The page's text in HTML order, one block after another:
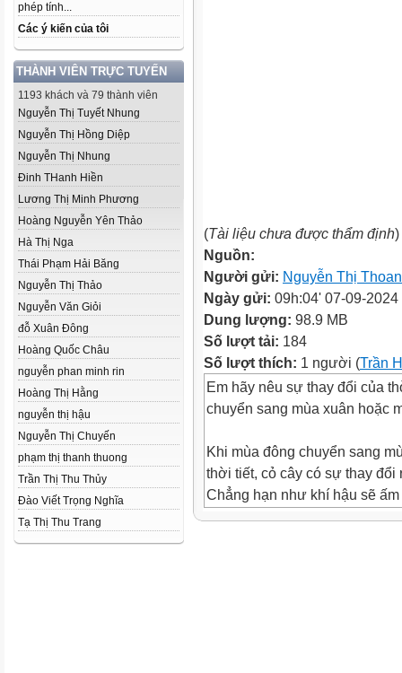
phép tính...
Các ý kiến của tôi
THÀNH VIÊN TRỰC TUYẾN
1193 khách và 79 thành viên
Nguyễn Thị Tuyết Nhung
Nguyễn Thị Hồng Diệp
Nguyễn Thị Nhung
Đinh THanh Hiền
Lương Thị Minh Phương
Hoàng Nguyễn Yên Thảo
Hà Thị Nga
Thái Phạm Hải Băng
Nguyễn Thị Thảo
Nguyễn Văn Giỏi
đỗ Xuân Đông
Hoàng Quốc Châu
nguyễn phan minh rin
Hoàng Thị Hằng
nguyễn thị hậu
Nguyễn Thị Chuyến
phạm thị thanh thuong
Trần Thị Thu Thủy
Đào Viết Trọng Nghĩa
Tạ Thị Thu Trang
(Tài liệu chưa được thẩm định)
Nguồn:
Người gửi: Nguyễn Thị Thoan
Ngày gửi: 09h:04' 07-09-2024
Dung lượng: 98.9 MB
Số lượt tải: 184
Số lượt thích: 1 người (Trần
Em hãy nêu sự thay đổi của
chuyển sang mùa xuân hoặc
Khi mùa đông chuyển sang
thời tiết, cỏ cây có sự thay đổi
Chẳng hạn như khí hậu sẽ